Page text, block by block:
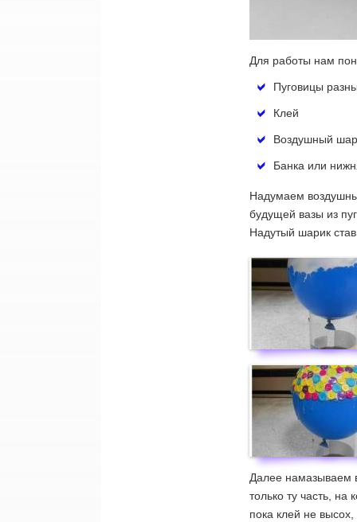
Для работы нам
Пуговицы
Клей
Воздушный
Банка или
Надумаем
будущей вазы из
Надутый шарик
Далее намазываем
только ту часть,
пока клей не